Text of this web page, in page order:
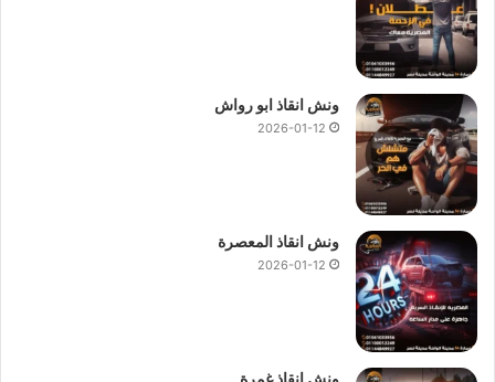
ونش انقاذ ابو رواش
2026-01-12
ونش انقاذ المعصرة
2026-01-12
ونش انقاذ غمرة